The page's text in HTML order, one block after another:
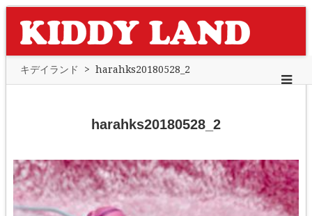
キデイランド > harahks20180528_2
harahks20180528_2